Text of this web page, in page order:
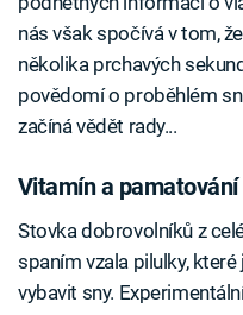
nás však spočívá v tom,
několika prchavých
povědomí o proběhlém
začíná vědět rady...
Vitamín a pamatování
Stovka dobrovolníků z
spaním vzala pilulky,
vybavit sny.